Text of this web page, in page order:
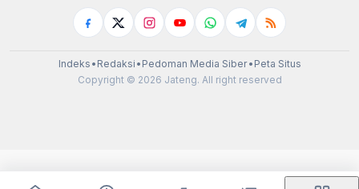
Indeks • Redaksi • Pedoman Media Siber• Peta Situs
Copyright © 2026 Jateng. All right reserved